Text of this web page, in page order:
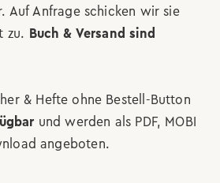
Auf Anfrage schicken wir sie
zu. Buch & Versand sind
& Hefte ohne Bestell-Button
und werden als PDF, MOBI
angeboten.